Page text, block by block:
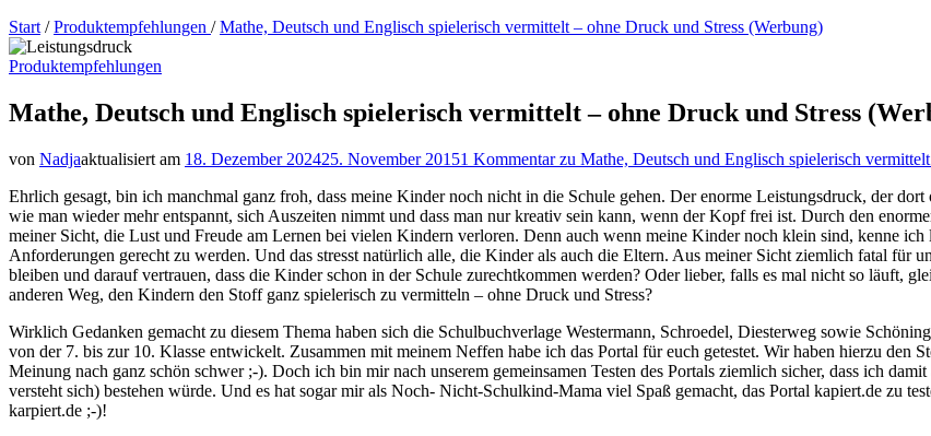
Start / Produktempfehlungen / Mathe, Deutsch und Englisch spielerisch vermittelt ‒ ohne Druck und Stress (Werbung)
Produktempfehlungen
Mathe, Deutsch und Englisch spielerisch vermittelt ‒ ohne Druck und Stress
von Nadjaaktualisiert am 18. Dezember 202425. November 20151 Kommentarzu Mathe, Deutsch und Englisch spielerisch
Ehrlich gesagt, bin ich manchmal ganz froh, dass meine Kinder noch nicht in die Schule gehen. Der enorme Leistungsdruck, der
wie man wieder mehr entspannt, sich Auszeiten nimmt und dass man nur kreativ sein kann, wenn der Kopf frei ist. Durch den
meiner Sicht, die Lust und Freude am Lernen bei vielen Kindern verloren. Denn auch wenn meine Kinder noch klein sind, kenne
Anforderungen gerecht zu werden. Und das stresst natürlich alle, die Kinder als auch die Eltern. Aus meiner Sicht ziemlich fatal für
bleiben und darauf vertrauen, dass die Kinder schon in der Schule zurechtkommen werden? Oder lieber, falls es mal nicht so läuft,
anderen Weg, den Kindern den Stoff ganz spielerisch zu vermitteln – ohne Druck und Stress?
Wirklich Gedanken gemacht zu diesem Thema haben sich die Schulbuchverlage Westermann, Schroedel, Diesterweg sowie
von der 7. bis zur 10. Klasse entwickelt. Zusammen mit meinem Neffen habe ich das Portal für euch getestet. Wir haben hierzu den
Meinung nach ganz schön schwer ;-). Doch ich bin mir nach unserem gemeinsamen Testen des Portals ziemlich sicher, dass ich
versteht sich) bestehen würde. Und es hat sogar mir als Noch- Nicht-Schulkind-Mama viel Spaß gemacht, das Portal kapiert.de zu
karpiert.de ;-)!